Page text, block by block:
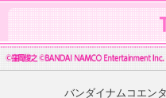
バンダイナムコエン